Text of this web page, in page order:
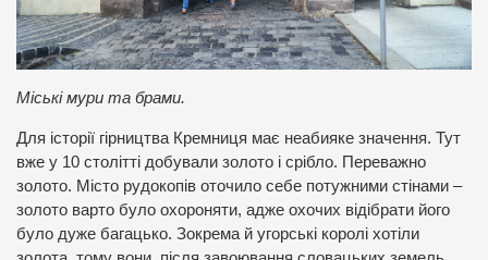
Міські мури та брами.
Для історії гірництва Кремниця має неабияке значення. Тут
вже у 10 столітті добували золото і срібло. Переважно
золото. Місто рудокопів оточило себе потужними стінами –
золото варто було охороняти, адже охочих відібрати його
було дуже багацько. Зокрема й угорські королі хотіли